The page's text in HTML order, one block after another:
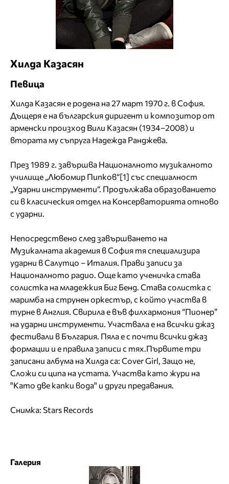
Хилда Казасян
Певица
Хилда Казасян е родена на 27 март 1970 г. в София.
Дъщеря е на българския диригент и композитор от
арменски произход Вили Казасян (1934–2008) и
втората му съпруга Надежда Ранджева.
През 1989 г. завършва Националното музикалното
училище „Любомир Пипков“[1] със специалност
„Ударни инструменти“. Продължава образованието
си в класическия отдел на Консерваторията отново
с ударни.
Непосредствено след завършването на
Музикалната академия в София тя специализира
ударни в Салутцо – Италия. Прави записи за
Националното радио. Още като ученичка става
солистка на младежкия Биг Бенд. Става солистка с
маримба на струнен оркестър, с който участва в
турне в Англия. Свирила е във филхармония “Пионер”
на ударни инструменти. Участвала е на всички джаз
фестивали в България. Пяла е с почти всички джаз
формации и е правила записи с тях.Първите три
записани албума на Хилда са: Cover Girl, Защо не,
Сложи си ципа на устата. Участва като жури на
"Като две капки вода" и други предавания.
Снимка: Stars Records
Галерия